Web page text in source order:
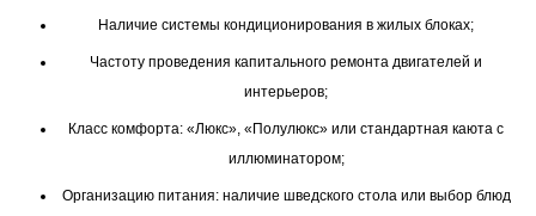
Наличие системы кондиционирования в жилых блоках;
Частоту проведения капитального ремонта двигателей и
интерьеров;
Класс комфорта: «Люкс», «Полулюкс» или стандартная каюта с
иллюминатором;
Организацию питания: наличие шведского стола или выбор блюд